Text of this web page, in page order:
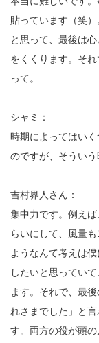
貼っています（笑
と思って、最後は
をくくります。そ
って。
シャミ：
時期によってはい
のですが、そうい
吉村界人さん：
集中力です。例え
らいにして、風量
ようなんて考えは
したいと思ってい
ます。それで、最
れさまでした」と
す。両方の役が頭